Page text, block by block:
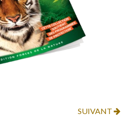
SUIVANT